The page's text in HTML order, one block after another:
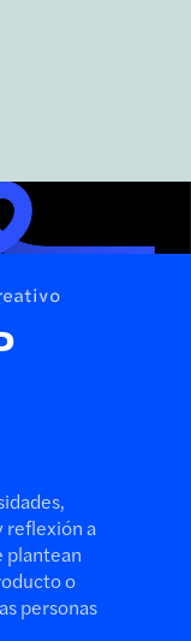
reflexión a
plantean
o
personas